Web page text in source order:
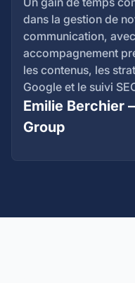
dans la gestion de
communication,
accompagnement
les contenus, les
Google et le suivi
Emilie Berchier
Group